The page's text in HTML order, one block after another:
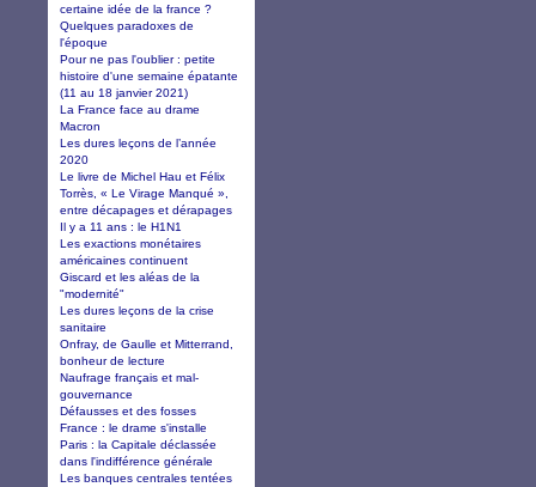
certaine idée de la france ?
Quelques paradoxes de
l'époque
Pour ne pas l'oublier : petite
histoire d'une semaine épatante
(11 au 18 janvier 2021)
La France face au drame
Macron
Les dures leçons de l’année
2020
Le livre de Michel Hau et Félix
Torrès, « Le Virage Manqué »,
entre décapages et dérapages
Il y a 11 ans : le H1N1
Les exactions monétaires
américaines continuent
Giscard et les aléas de la
"modernité"
Les dures leçons de la crise
sanitaire
Onfray, de Gaulle et Mitterrand,
bonheur de lecture
Naufrage français et mal-
gouvernance
Défausses et des fosses
France : le drame s'installe
Paris : la Capitale déclassée
dans l'indifférence générale
Les banques centrales tentées